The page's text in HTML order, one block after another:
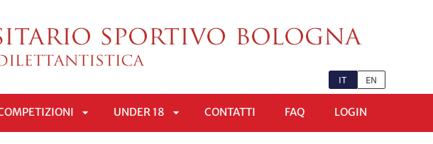
IT EN
UNDER 18 CONTATTI FAQ LOGIN